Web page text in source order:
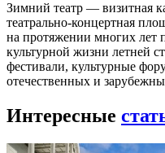
Зимний театр — визитная
театрально-концертная
на протяжении многих лет
культурной жизни летней
фестивали, культурные
отечественных и
Интересные